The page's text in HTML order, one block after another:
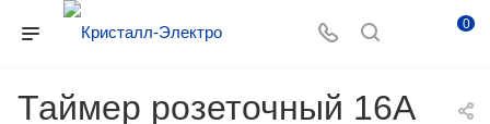
0
Таймер розеточный 16А